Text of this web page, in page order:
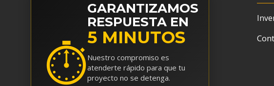
⏱
GARANTIZAMOS
RESPUESTA EN
5 MINUTOS
Nuestro compromiso es
atenderte rápido para que tu
proyecto no se detenga.